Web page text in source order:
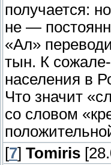
получается:
не —
«Ал»
тын. К
населения в
Что значит
со словом
[7] Tomiris